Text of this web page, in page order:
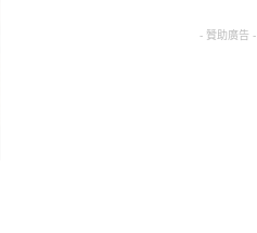
- 贊助廣告 -